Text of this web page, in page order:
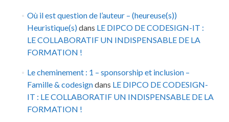
Où il est question de l’auteur – (heureuse(s))
Heuristique(s)dans LE DIPCO DE CODESIGN-IT :
LE COLLABORATIF UN INDISPENSABLE DE LA
FORMATION !
Le cheminement : 1 – sponsorship et inclusion –
Famille & codesigndans LE DIPCO DE CODESIGN-
IT : LE COLLABORATIF UN INDISPENSABLE DE LA
FORMATION !